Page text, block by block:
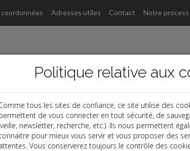
coordonnées Adresses utiles Contact Notre process
Politique relative aux
tous les sites de confiance, ce site utilise des
de vous connecter en tout sécurité, de
newsletter, recherche, etc.). Ils nous permettent
pour mieux vous servir et vous proposer des
Vous conserverez toujours le contrôle des